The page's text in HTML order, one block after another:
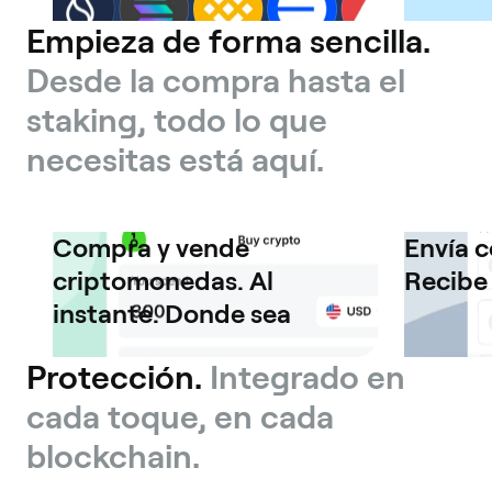
Empieza de forma sencilla.
Desde la compra hasta el
staking, todo lo que
necesitas está aquí.
Compra y vende
criptomonedas. Al
instante. Donde sea
Envía
Protección. Integrado en
cada toque, en cada
blockchain.